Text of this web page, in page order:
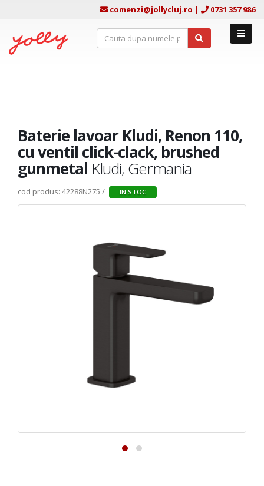
comenzi@jollycluj.ro | 0731 357 986
Baterie lavoar Kludi, Renon 110,
cu ventil click-clack, brushed
gunmetal Kludi, Germania
cod produs: 42288N275 / IN STOC